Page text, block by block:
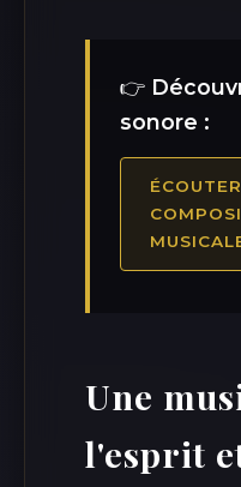
👉
sonore :
Une
l'esprit